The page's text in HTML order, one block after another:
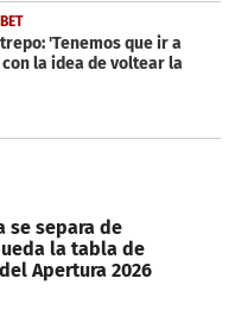
'Tenemos que ir a
con la idea de voltear la
se separa de
la tabla de
Apertura 2026